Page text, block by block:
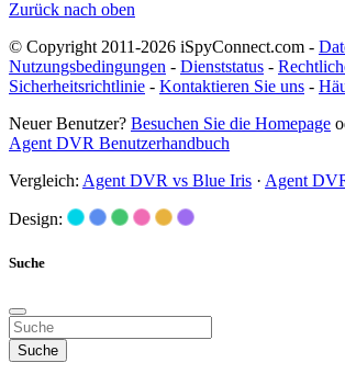
Zurück nach oben
© Copyright 2011-2026 iSpyConnect.com -
Nutzungsbedingungen - Dienststatus -
Sicherheitsrichtlinie - Kontaktieren Sie uns -
Neuer Benutzer? Besuchen Sie die Homepage
Agent DVR Benutzerhandbuch
Vergleich: Agent DVR vs Blue Iris · Agent
Design:
Suche
Suche